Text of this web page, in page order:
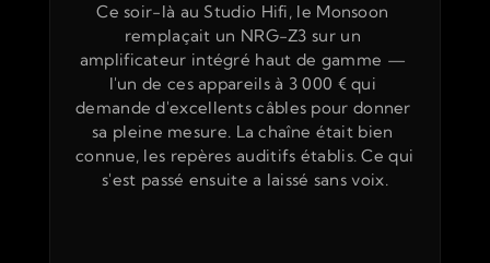
Ce soir-là au Studio Hifi, le Monsoon
remplaçait un NRG-Z3 sur un
amplificateur intégré haut de gamme —
l'un de ces appareils à 3 000 € qui
demande d'excellents câbles pour donner
sa pleine mesure. La chaîne était bien
connue, les repères auditifs établis. Ce qui
s'est passé ensuite a laissé sans voix.